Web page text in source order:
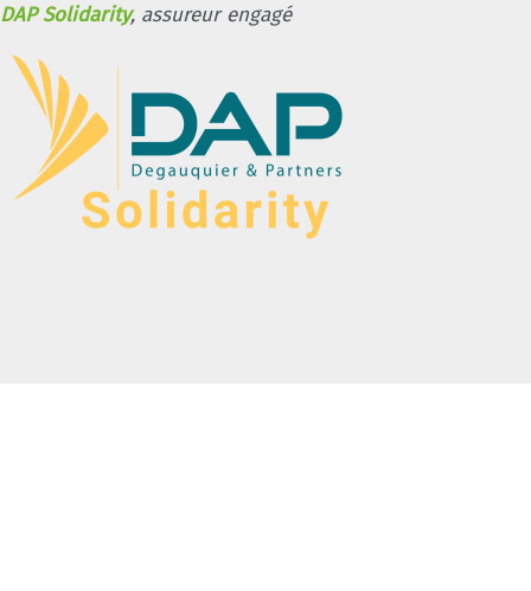
DAP Solidarity, assureur engagé